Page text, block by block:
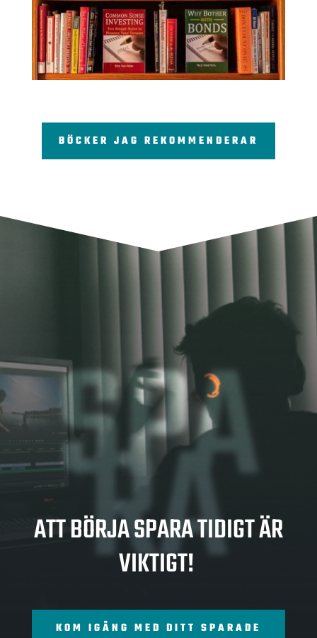
BÖCKER JAG REKOMMENDERAR
SPA
RA
ATT BÖRJA SPARA TIDIGT ÄR
VIKTIGT!
KOM IGÅNG MED DITT SPARADE